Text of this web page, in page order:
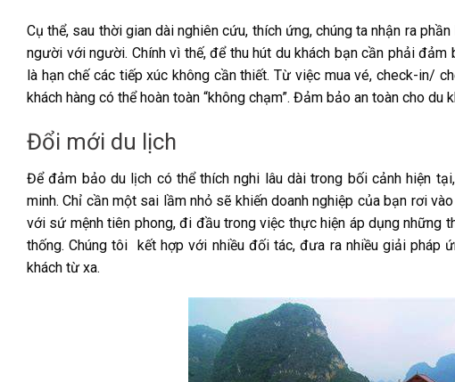
Cụ thể, sau thời gian dài nghiên cứu, thích ứng, chúng ta nhận ra
người với người. Chính vì thế, để thu hút du khách bạn cần phải
là hạn chế các tiếp xúc không cần thiết. Từ việc mua vé, check-in/
khách hàng có thể hoàn toàn “không chạm”. Đảm bảo an toàn cho
Đổi mới du lịch
Để đảm bảo du lịch có thể thích nghi lâu dài trong bối cảnh hiện
minh. Chỉ cần một sai lầm nhỏ sẽ khiến doanh nghiệp của bạn rơi
với sứ mệnh tiên phong, đi đầu trong việc thực hiện áp dụng những
thống. Chúng tôi kết hợp với nhiều đối tác, đưa ra nhiều giải pháp
khách từ xa.